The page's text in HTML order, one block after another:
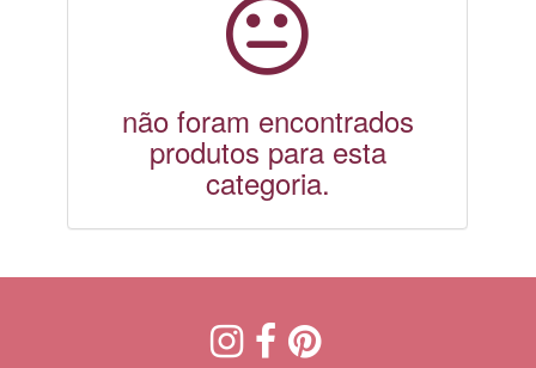
não foram encontrados
produtos para esta
categoria.